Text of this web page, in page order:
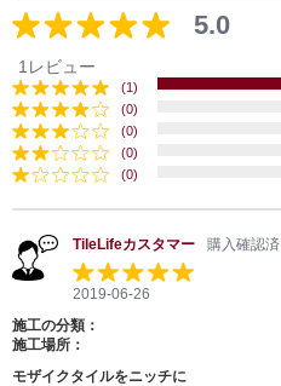
5.0
1レビュー
(1)
(0)
(0)
(0)
(0)
TileLifeカスタマー 購入確認済
2019-06-26
施工の分類：
施工場所：
モザイクタイルをニッチに